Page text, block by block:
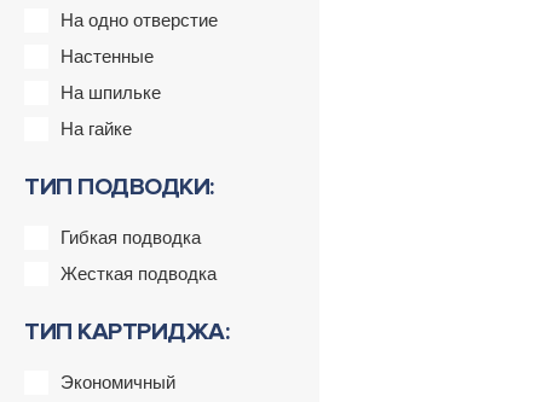
На одно отверстие
Настенные
На шпильке
На гайке
ТИП ПОДВОДКИ:
Гибкая подводка
Жесткая подводка
ТИП КАРТРИДЖА:
Экономичный